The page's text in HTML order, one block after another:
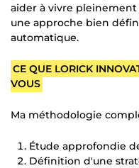
aider à vivre
une approche bien
automatique.
CE QUE LORICK
VOUS
Ma méthodologie
Étude approfondie
Définition d'une